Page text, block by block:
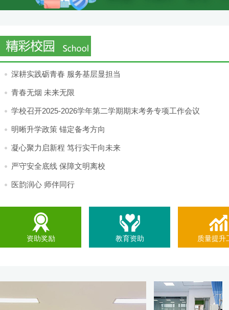
深耕实践砺青春 服务基层显担当
青春无烟 未来无限
学校召开2025-2026学年第二学期期末考务专项工作会议
明晰升学政策 锚定备考方向
凝心聚力启新程 笃行实干向未来
严守安全底线 保障文明离校
医韵润心 师伴同行
资助奖励 教育资助 质量提升